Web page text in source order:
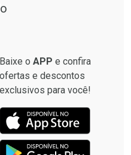
Baixe o APP e confira
ofertas e descontos
exclusivos para você!